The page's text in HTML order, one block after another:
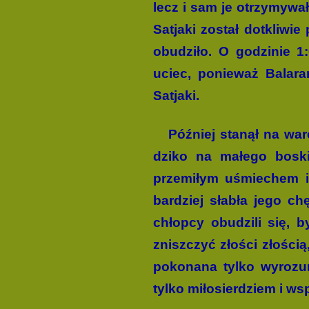
lecz i sam je
Satjaki został
obudziło. O godzinie
uciec, ponieważ
Satjaki.
Później stanął na
dziko na małego
przemiłym
bardziej słabła jego
chłopcy obudzili się,
zniszczyć złości
pokonana tylko
tylko miłosierdziem i